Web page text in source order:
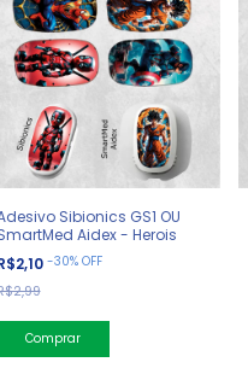
Sibionics GS1 OU
Aidex - Herois
-30% OFF